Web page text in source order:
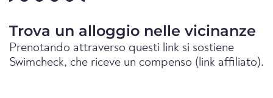
Trova un alloggio nelle vicinanze
Prenotando attraverso questi link si sostiene
Swimcheck, che riceve un compenso (link affiliato).